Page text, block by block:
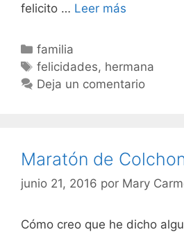
felicito … Leer más
28!
Categorías
familia
Etiquetas
felicidades, hermana
Deja un comentario
Maratón de
junio 21, 2016 por Mary
Cómo creo que he dicho